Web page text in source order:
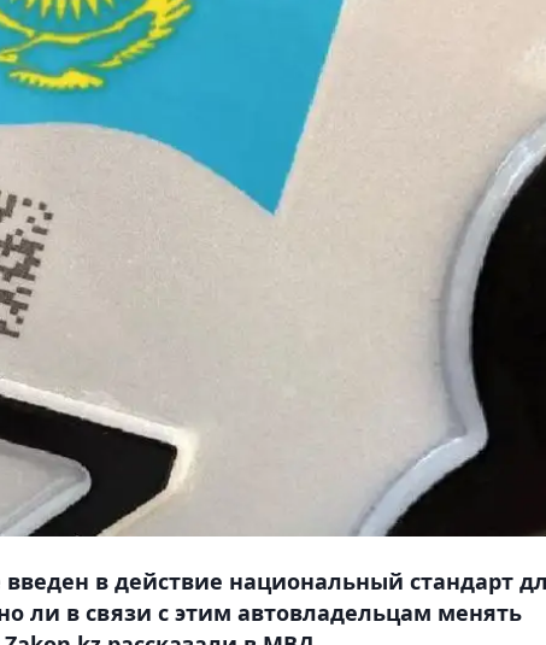
введен в действие национальный стандарт
ли в связи с этим автовладельцам менять